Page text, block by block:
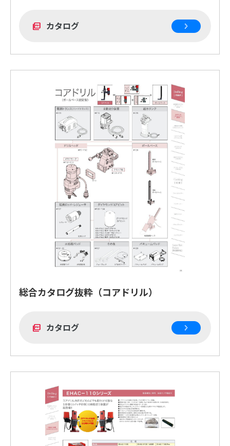
picture_as_pdf カタログ
総合カタログ抜粋（コアドリル）
picture_as_pdf カタログ